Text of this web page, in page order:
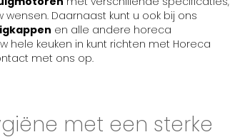
Daarnaast kunt u ook bij ons
en alle andere horeca
hele keuken in kunt richten met Horeca
met ons op.
met een sterke